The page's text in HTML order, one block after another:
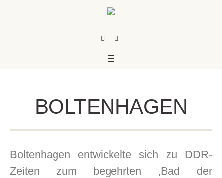
BOLTENHAGEN
Boltenhagen entwickelte sich zu DDR-
Zeiten zum begehrten ‚Bad der